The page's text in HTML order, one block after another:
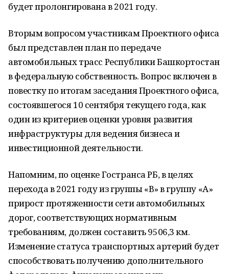
будет пролонгирована в 2021 году.
Вторым вопросом участникам Проектного офиса
был представлен план по передаче
автомобильных трасс Республики Башкортостан
в федеральную собственность. Вопрос включен в
повестку по итогам заседания Проектного офиса,
состоявшегося 10 сентября текущего года, как
один из критериев оценки уровня развития
инфраструктуры для ведения бизнеса и
инвестиционной деятельности.
Напомним, по оценке Гостранса РБ, в целях
перехода в 2021 году из группы «В» в группу «А»
прирост протяженности сети автомобильных
дорог, соответствующих нормативным
требованиям, должен составить 9506,3 км.
Изменение статуса транспортных артерий будет
способствовать получению дополнительного